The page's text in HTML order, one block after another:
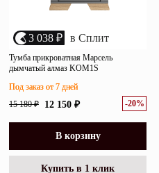
3 038 ₽ в Сплит
Тумба прикроватная Марсель
дымчатый алмаз KOM1S
15 180 ₽ 12 150 ₽ -20%
Под заказ от 7 дней
В корзину
Купить в 1 клик